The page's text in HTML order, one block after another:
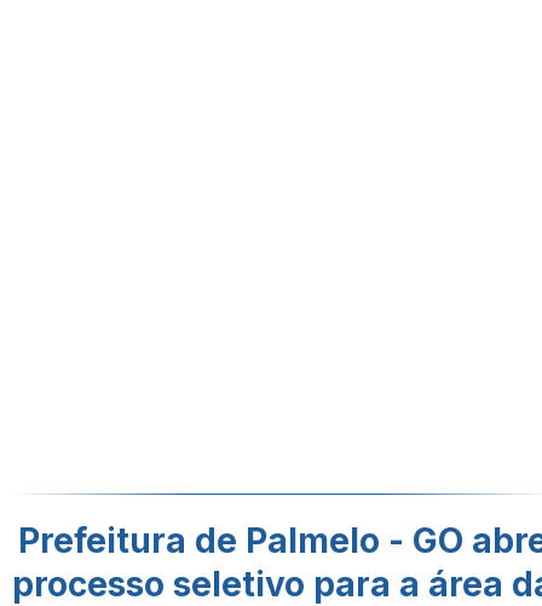
Prefeitura de Palmelo - GO
processo seletivo para a área